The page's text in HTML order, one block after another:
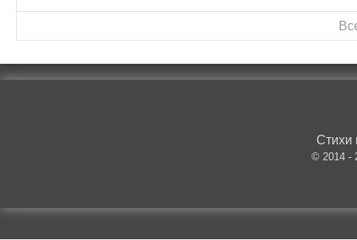
Стихи
© 2014 -